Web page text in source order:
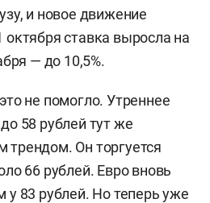
и новое движение
ставка выросла на
— до 10,5%.
не помогло. Утреннее
58 рублей тут же
трендом. Он торгуется
66 рублей. Евро вновь
у 83 рублей. Но теперь уже